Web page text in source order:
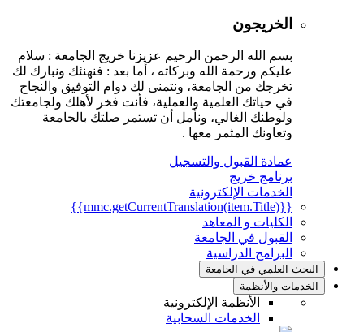
الخريجون
بسم الله الرحمن الرحيم عزيزنا خريج الجامعة : سلام
عليكم ورحمة الله وبركاته ، أما بعد : فنهنئك ونبارك لك
تخرجك من الجامعة، ونتمنى لك دوام التوفيق والنجاح
في حياتك العلمية والعملية، فأنت فخر لأهلك ولجامعتك
ولوطنك الغالي، ونأمل أن تستمر صلتك بالجامعة
وتعاونك المثمر معها .
عمادة القبول والتسجيل
برنامج خريج
الخدمات الإلكترونية
{{mmc.getCurrentTranslation(item.Title)}}
الكليات و المعاهد
القبول في الجامعة
البرامج الدراسية
البحث العلمي في الجامعة
الخدمات والأنظمة
الأنظمة الإلكترونية
الخدمات السحابية